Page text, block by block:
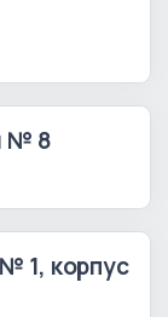
№ 8
1, корпус